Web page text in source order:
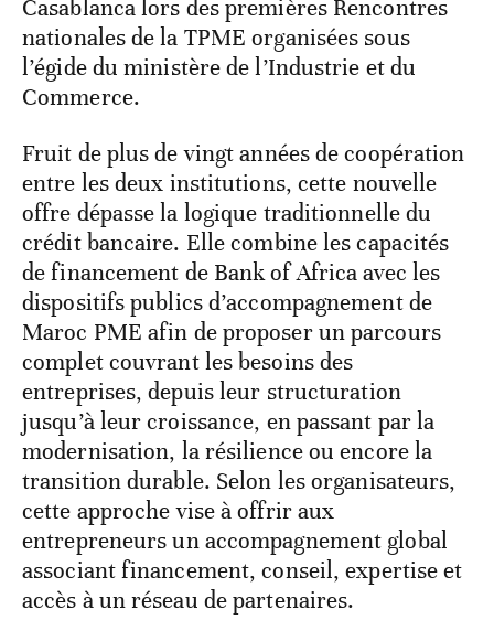
Casablanca lors des premières Rencontres
nationales de la TPME organisées sous
l’égide du ministère de l’Industrie et du
Commerce.
Fruit de plus de vingt années de coopération
entre les deux institutions, cette nouvelle
offre dépasse la logique traditionnelle du
crédit bancaire. Elle combine les capacités
de financement de Bank of Africa avec les
dispositifs publics d’accompagnement de
Maroc PME afin de proposer un parcours
complet couvrant les besoins des
entreprises, depuis leur structuration
jusqu’à leur croissance, en passant par la
modernisation, la résilience ou encore la
transition durable. Selon les organisateurs,
cette approche vise à offrir aux
entrepreneurs un accompagnement global
associant financement, conseil, expertise et
accès à un réseau de partenaires.